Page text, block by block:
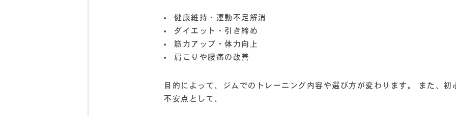
健康維持・運動不足解消
ダイエット・引き締め
筋力アップ・体力向上
肩こりや腰痛の改善
目的によって、ジムでのトレーニング内容や選び方が変わります。 また、初
不安点として、